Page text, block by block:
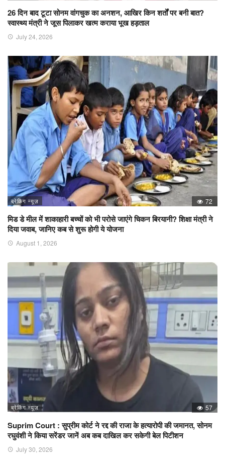
26 दिन बाद टूटा सोनम वांगचुक का अनशन, आखिर किन शर्तों पर बनी बात?
स्वास्थ्य मंत्री ने जूस पिलाकर खत्म कराया भूख हड़ताल
July 24, 2026
ब्रेकिंग न्यूज़ 72
मिड डे मील में शाकाहारी बच्चों को भी परोसे जाएंगे चिकन बिरयानी? शिक्षा मंत्री ने
दिया जवाब, जानिए कब से शुरू होगी ये योजना
August 1, 2026
ब्रेकिंग न्यूज़ 57
Suprim Court : सुप्रीम कोर्ट ने रद्द की राजा के हत्यारोपी की जमानत, सोनम
रघुवंशी ने किया सरेंडर जानें अब कब दाखिल कर सकेगी बेल पिटीशन
July 30, 2026